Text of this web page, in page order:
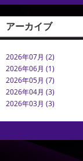
アーカイブ
2026年07月 (2)
2026年06月 (1)
2026年05月 (7)
2026年04月 (3)
2026年03月 (3)